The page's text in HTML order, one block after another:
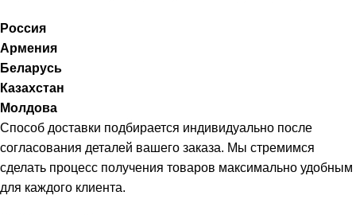
Россия
Армения
Беларусь
Казахстан
Молдова
Способ доставки подбирается индивидуально после
согласования деталей вашего заказа. Мы стремимся
сделать процесс получения товаров максимально удобным
для каждого клиента.